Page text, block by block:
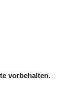
vorbehalten.